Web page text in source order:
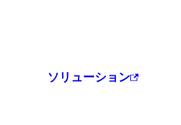
ソリューション